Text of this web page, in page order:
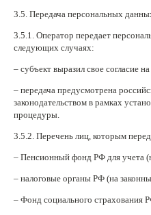
3.5. Передача персональных
3.5.1. Оператор передает
следующих случаях:
– субъект выразил свое согласие
– передача предусмотрена
законодательством в рамках
процедуры.
3.5.2. Перечень лиц, которым
– Пенсионный фонд РФ для учета
– налоговые органы РФ (на
– Фонд социального страхования